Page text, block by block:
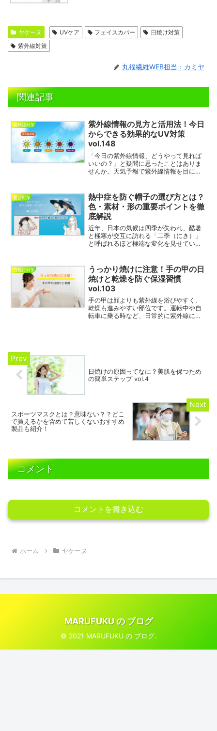
ヤケーヌ UVケア フェイスカバー
日焼け対策
紫外線対策
丸福繊維WEB担当：カミヤ
関連記事
紫外線対策
紫外線情報の見方と活用法！今日
からできる効果的なUV対策
vol.148
「今日の紫外線情報、どうやって見れば
いいの？」と疑問に思ったことはありま
せんか。天気予報で紫外線情報を目にし
とこない方も多いのではないでしょう
か。紫外線は目に見えないからこそ、正
しい情報の読み取り方を知っておくこと
が大切です。紫外線は肌の日焼けだけで
なく、シミやシワの原因となる光老化、
さらには皮膚がんのリスクを高める要因
にもなります。しかし、紫外線情報を上
手に活用すれば、その日の紫外線量に応
す。この記事では、紫外線情報の見方か
ら具体的な活用法まで、今日から実践で
きるUV対策をわかりやすく解説していき
ます。
暑さ対策
熱中症を防ぐ帽子の選び方とは？
色・素材・形の重要ポイントを徹
底解説
近年、日本の気候は四季が失われ、酷暑
と極寒が交互に訪れる「二季（にき）」
と呼ばれるほど極端な変化を見せていま
守るために欠かせない知識です。この記
事では、熱中症の基礎知識から農作業特
有のリスク、症状の見分け方、そして具
体的な予防法と応急処置まで、現場です
ぐに実践できる情報を詳しく解説しま
す。正しい知識を身につけて、暑い夏の
農作業を安全に乗り切りましょう。
日焼け対策
うっかり焼けに注意！手の甲の日
焼けと乾燥を防ぐ保湿習慣
vol.103
手の甲は顔よりも紫外線を浴びやすく、
乾燥も進みやすい部位です。運転中や自
転車に乗る時など、日常的に紫外線にさ
日焼けの原因ってなに？美肌を保つため
の簡単ステップ vol.4
スポーツマスクとは？意味ない？？どこ
で買えるかを含めて苦しくないおすすめ
製品も紹介！
コメント
コメントを書き込む
ホーム ヤケーヌ
MARUFUKU の ブログ
© 2021 MARUFUKU の ブログ.